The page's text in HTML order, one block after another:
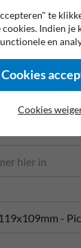
te
Indien je
en
Cookies
Cookies